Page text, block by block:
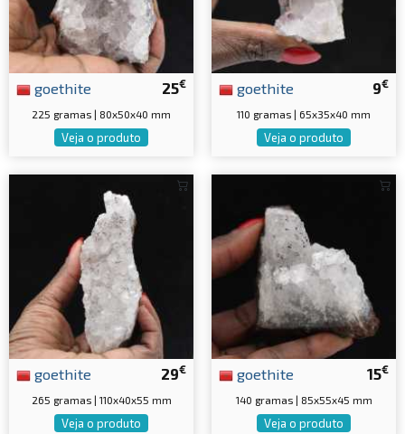
25€
goethite
225 gramas | 80x50x40 mm
Veja o produto
9€
goethite
110 gramas | 65x35x40 mm
Veja o produto
29€
goethite
265 gramas | 110x40x55 mm
Veja o produto
15€
goethite
140 gramas | 85x55x45 mm
Veja o produto